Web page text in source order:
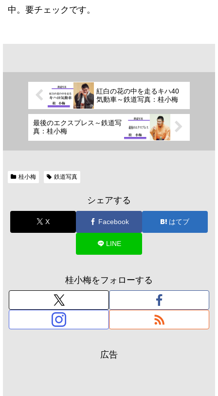
中。要チェックです。
紅白の花の中を走るキハ40
気動車～鉄道写真：桂小梅
最後のエクスプレス～鉄道写
真：桂小梅
桂小梅 鉄道写真
シェアする
X Facebook はてブ
LINE
桂小梅をフォローする
広告